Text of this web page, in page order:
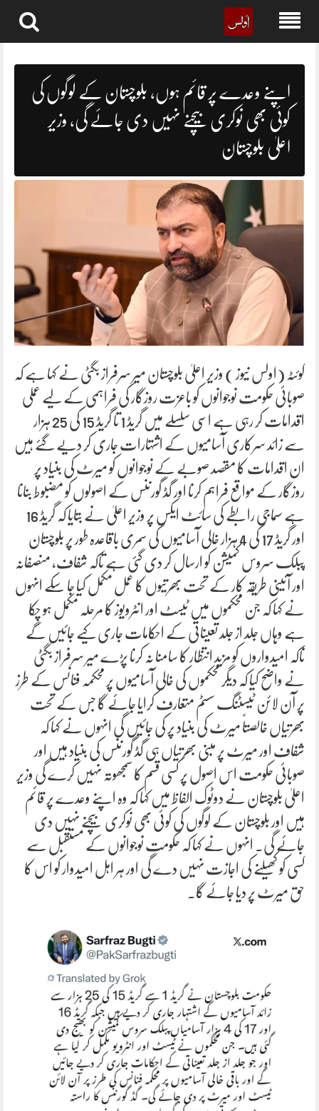
اپنے وعدے پر قائم ہوں، بلوچستان کے لوگوں کی
کوئی بھی نوکری بیچنے نہیں دی جائے گی، وزیر
اعلیٰ بلوچستان
کوئٹہ (اولس نیوز ) وزیر اعلیٰ بلوچستان میر سرفراز بگٹی نے کہا ہے کہ
صوبائی حکومت نوجوانوں کو باعزت روزگار کی فراہمی کے لیے عملی
اقدامات کر رہی ہے اسی سلسلے میں گریڈ 1 تا گریڈ 15 کی 25 ہزار
سے زائد سرکاری آسامیوں کے اشتہارات جاری کر دیے گئے ہیں
ان اقدامات کا مقصد صوبے کے نوجوانوں کو میرٹ کی بنیاد پر
روزگار کے مواقع فراہم کرنا اور گڈ گورننس کے اصولوں کو مضبوط بنانا
ہے سماجی رابطے کی سائٹ ایکس پر وزیر اعلیٰ نے بتایا کہ گریڈ 16
اور گریڈ 17 کی 4 ہزار خالی آسامیوں کی سمری باقاعدہ طور پر بلوچستان
پبلک سروس کمیشن کو ارسال کر دی گئی ہے تاکہ شفاف، منصفانہ
اور آئینی طریقہ کار کے تحت بھرتیوں کا عمل مکمل کیا جا سکے انہوں
نے کہا کہ جن محکموں میں ٹیسٹ اور انٹرویوز کا مرحلہ مکمل ہو چکا
ہے وہاں جلد از جلد تعیناتی کے احکامات جاری کیے جائیں گے
تاکہ امیدواروں کو مزید انتظار کا سامنا نہ کرنا پڑے میر سرفراز بگٹی
نے واضح کیا کہ دیگر محکموں کی خالی آسامیوں پر محکمہ فنانس کے طرز
پر آن لائن ٹیسٹنگ سسٹم متعارف کرایا جائے گا جس کے تحت
بھرتیاں خالصتاً میرٹ کی بنیاد پر کی جائیں گی انہوں نے کہا کہ
شفاف اور میرٹ پر مبنی بھرتیاں ہی گڈ گورننس کی بنیاد ہیں اور
صوبائی حکومت اس اصول پر کسی قسم کا سمجھوتہ نہیں کرے گی وزیر
اعلیٰ بلوچستان نے دوٹوک الفاظ میں کہا کہ وہ اپنے وعدے پر قائم
ہیں اور بلوچستان کے لوگوں کی کوئی بھی نوکری بیچنے نہیں دی
جائے گی۔ انہوں نے کہا کہ حکومت نوجوانوں کے مستقبل سے
کسی کو کھیلنے کی اجازت نہیں دے گی اور ہر اہل امیدوار کو اس کا
حق میرٹ پر دیا جائے گا۔